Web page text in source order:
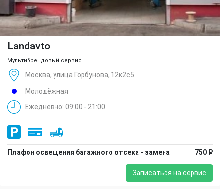
Landavto
Мультибрендовый сервис
Москва, улица Горбунова, 12к2с5
Молодёжная
Ежедневно: 09:00 - 21:00
Плафон освещения багажного отсека - замена 750 ₽
Записаться на сервис